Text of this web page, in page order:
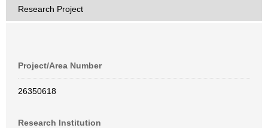
Research Project
Project/Area Number
26350618
Research Institution